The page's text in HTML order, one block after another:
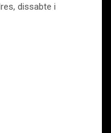
dissabte i